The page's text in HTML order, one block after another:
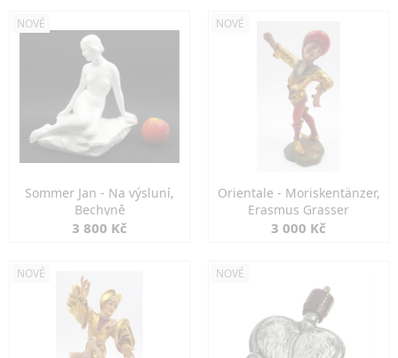
NOVÉ
Sommer Jan - Na výsluní,
Bechyně
3 800 Kč
NOVÉ
Orientale - Moriskentänzer,
Erasmus Grasser
3 000 Kč
NOVÉ NOVÉ